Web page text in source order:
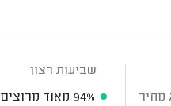
מחיר
שביעות רצון
94% מאוד מרוצים